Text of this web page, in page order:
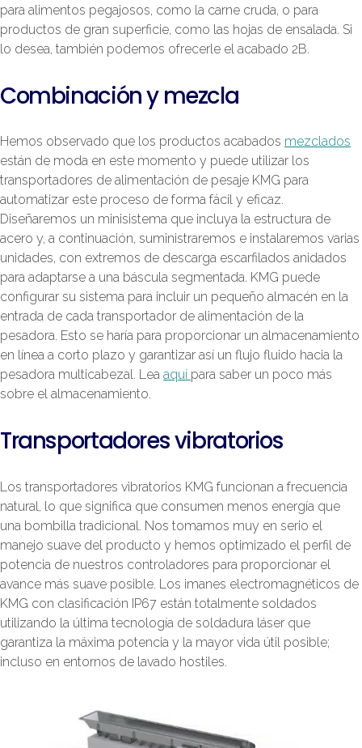
para alimentos pegajosos, como la carne cruda, o para
productos de gran superficie, como las hojas de ensalada. Si
lo desea, también podemos ofrecerle el acabado 2B.
Combinación y mezcla
Hemos observado que los productos acabados mezclados
están de moda en este momento y puede utilizar los
transportadores de alimentación de pesaje KMG para
automatizar este proceso de forma fácil y eficaz.
Diseñaremos un minisistema que incluya la estructura de
acero y, a continuación, suministraremos e instalaremos varias
unidades, con extremos de descarga escarfilados anidados
para adaptarse a una báscula segmentada. KMG puede
configurar su sistema para incluir un pequeño almacén en la
entrada de cada transportador de alimentación de la
pesadora. Esto se haría para proporcionar un almacenamiento
en línea a corto plazo y garantizar así un flujo fluido hacia la
pesadora multicabezal. Lea aquí para saber un poco más
sobre el almacenamiento.
Transportadores vibratorios
Los transportadores vibratorios KMG funcionan a frecuencia
natural, lo que significa que consumen menos energía que
una bombilla tradicional. Nos tomamos muy en serio el
manejo suave del producto y hemos optimizado el perfil de
potencia de nuestros controladores para proporcionar el
avance más suave posible. Los imanes electromagnéticos de
KMG con clasificación IP67 están totalmente soldados
utilizando la última tecnología de soldadura láser que
garantiza la máxima potencia y la mayor vida útil posible;
incluso en entornos de lavado hostiles.